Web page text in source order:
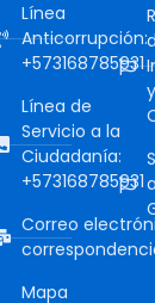
Línea
Anticorrupción:
+573168785931
Línea de
Servicio a la
Ciudadanía:
+573168785931
Correo
Mapa
y